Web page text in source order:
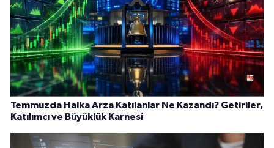
Temmuzda Halka Arza Katılanlar Ne Kazandı? Getiriler,
Katılımcı ve Büyüklük Karnesi